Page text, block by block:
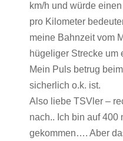
km/h und würde
pro Kilometer
meine Bahnzeit vom
hügeliger Strecke um
Mein Puls betrug
sicherlich o.k. ist.
Also liebe TSVler –
nach.. Ich bin auf 400
gekommen…. Aber